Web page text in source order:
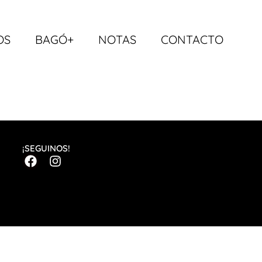
BAGÓ+ NOTAS CONTACTO
¡SEGUINOS!